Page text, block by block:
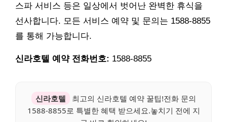
스파 서비스 등은 일상에서 벗어난 완벽한 휴식을
선사합니다. 모든 서비스 예약 및 문의는 1588-8855
를 통해 가능합니다.
신라호텔 예약 전화번호: 1588-8855
신라호텔
최고의 신라호텔 예약 꿀팁!전화 문의
1588-8855로 특별한 혜택 받으세요.놓치기 전에 지